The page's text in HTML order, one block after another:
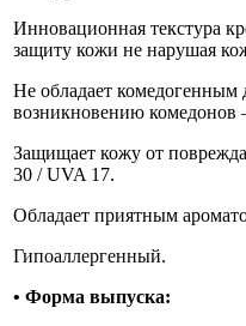
Инновационная текстура
защиту кожи не нарушая
Не обладает комедогенным
возникновению комедонов
Защищает кожу от
30 / UVA 17.
Обладает приятным
Гипоаллергенный.
• Форма выпуска: